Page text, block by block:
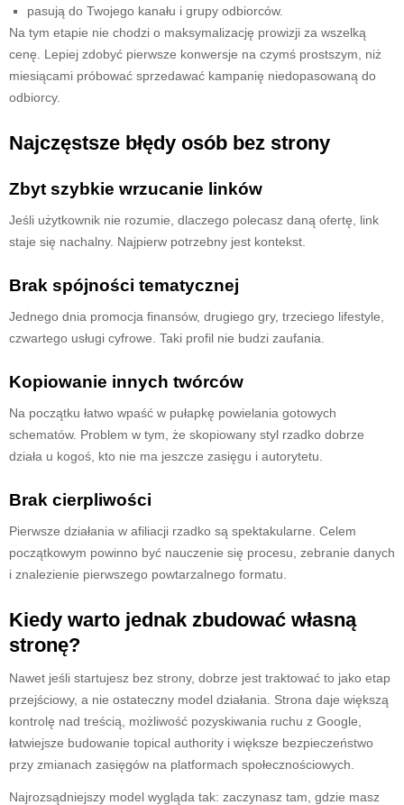
pasują do Twojego kanału i grupy odbiorców.
Na tym etapie nie chodzi o maksymalizację prowizji za wszelką
cenę. Lepiej zdobyć pierwsze konwersje na czymś prostszym, niż
miesiącami próbować sprzedawać kampanię niedopasowaną do
odbiorcy.
Najczęstsze błędy osób bez strony
Zbyt szybkie wrzucanie linków
Jeśli użytkownik nie rozumie, dlaczego polecasz daną ofertę, link
staje się nachalny. Najpierw potrzebny jest kontekst.
Brak spójności tematycznej
Jednego dnia promocja finansów, drugiego gry, trzeciego lifestyle,
czwartego usługi cyfrowe. Taki profil nie budzi zaufania.
Kopiowanie innych twórców
Na początku łatwo wpaść w pułapkę powielania gotowych
schematów. Problem w tym, że skopiowany styl rzadko dobrze
działa u kogoś, kto nie ma jeszcze zasięgu i autorytetu.
Brak cierpliwości
Pierwsze działania w afiliacji rzadko są spektakularne. Celem
początkowym powinno być nauczenie się procesu, zebranie danych
i znalezienie pierwszego powtarzalnego formatu.
Kiedy warto jednak zbudować własną
stronę?
Nawet jeśli startujesz bez strony, dobrze jest traktować to jako etap
przejściowy, a nie ostateczny model działania. Strona daje większą
kontrolę nad treścią, możliwość pozyskiwania ruchu z Google,
łatwiejsze budowanie topical authority i większe bezpieczeństwo
przy zmianach zasięgów na platformach społecznościowych.
Najrozsądniejszy model wygląda tak: zaczynasz tam, gdzie masz